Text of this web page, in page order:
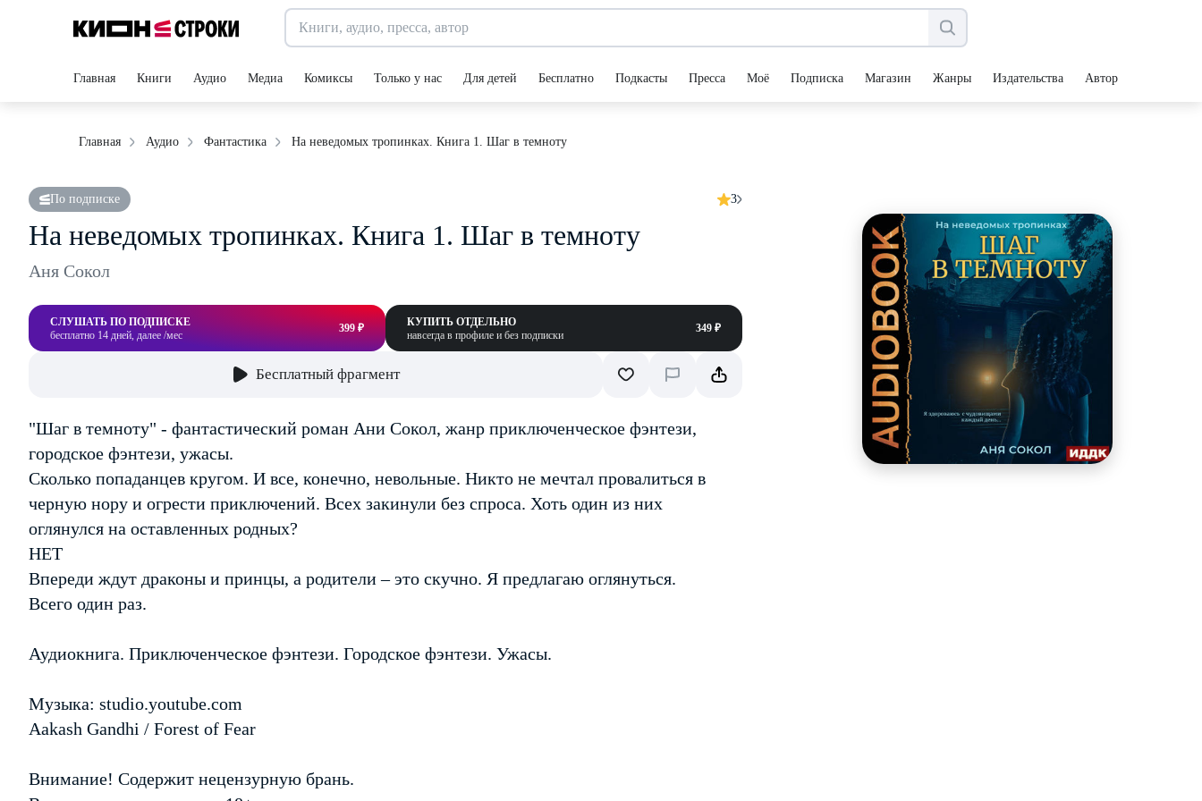
Главная Книги Аудио Медиа Комиксы Только у нас Для детей Бесплатно Подкасты Пресса Моё Подписка Магазин Жанры Издательства Авторы
Главная Аудио Фантастика На неведомых тропинках. Книга 1. Шаг в темноту
По подписке 3
На неведомых тропинках. Книга 1. Шаг в темноту
Аня Сокол
СЛУШАТЬ ПО ПОДПИСКЕ
бесплатно 14 дней, далее /мес
399 ₽
КУПИТЬ ОТДЕЛЬНО
навсегда в профиле и без подписки
349 ₽
Бесплатный фрагмент
"Шаг в темноту" - фантастический роман Ани Сокол, жанр приключенческое фэнтези,
городское фэнтези, ужасы.
Сколько попаданцев кругом. И все, конечно, невольные. Никто не мечтал провалиться в
черную нору и огрести приключений. Всех закинули без спроса. Хоть один из них
оглянулся на оставленных родных?
НЕТ
Впереди ждут драконы и принцы, а родители – это скучно. Я предлагаю оглянуться.
Всего один раз.
Аудиокнига. Приключенческое фэнтези. Городское фэнтези. Ужасы.
Музыка: studio.youtube.com
Aakash Gandhi / Forest of Fear
Внимание! Содержит нецензурную брань.